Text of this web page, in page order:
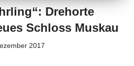
Drehorte
Schloss Muskau
2017